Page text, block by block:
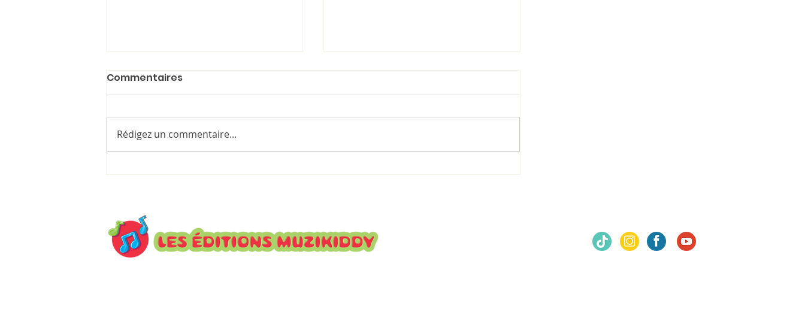
quand les proverbes
deviennent des histoires
histoires rassemblent les
générations
Commentaires
Rédigez un commentaire...